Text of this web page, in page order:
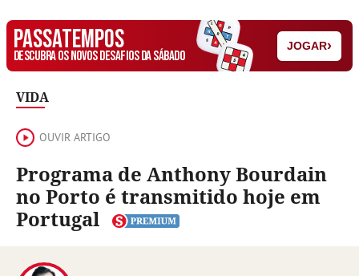
PASSATEMPOS
DESCUBRA OS NOVOS DESAFIOS DA SÁBADO
JOGAR›
VIDA
OUVIR ARTIGO
Programa de Anthony Bourdain
no Porto é transmitido hoje em
Portugal